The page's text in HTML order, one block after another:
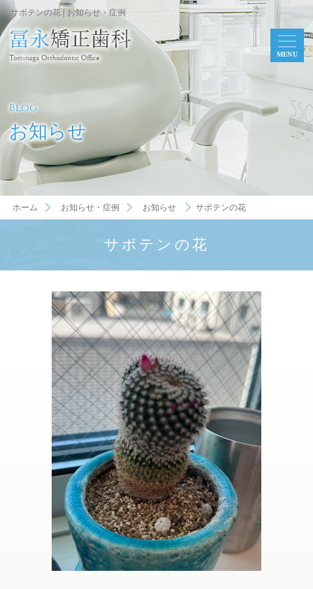
サボテンの花 | お知らせ・症例
MENU
Blog
お知らせ
ホーム お知らせ・症例 お知らせ サボテンの花
サボテンの花